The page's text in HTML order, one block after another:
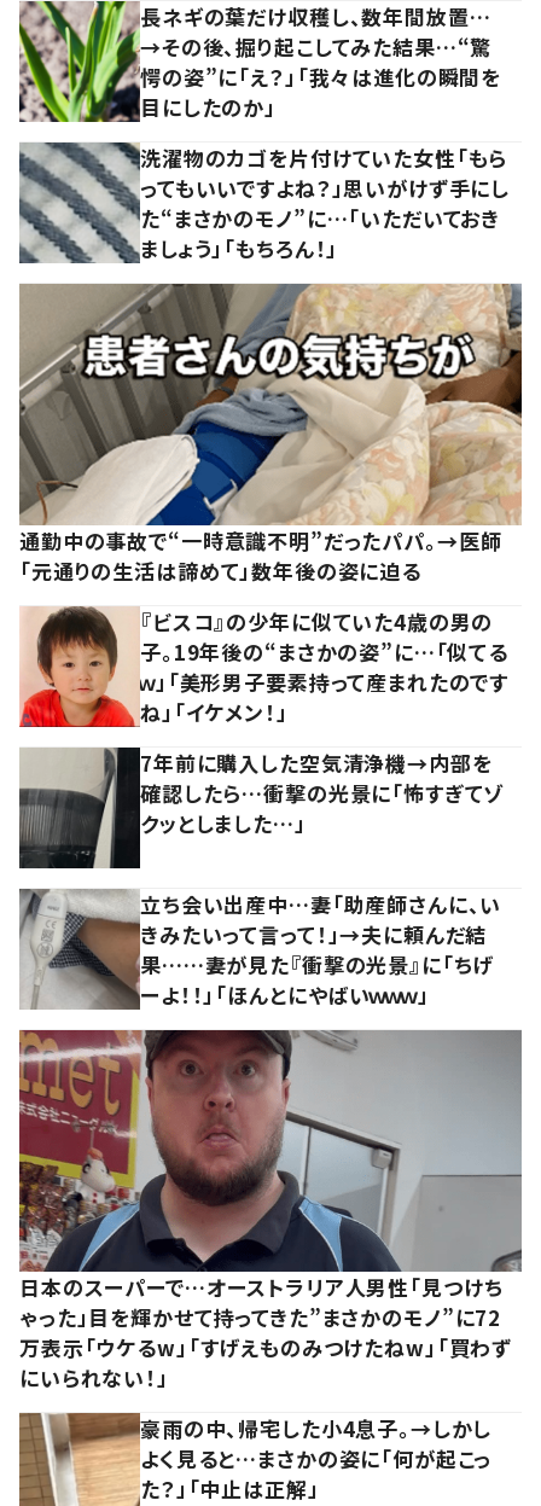
長ネギの葉だけ収穫し、数年間放置…
→その後、掘り起こしてみた結果…“驚
愕の姿”に「え？」「我々は進化の瞬間を
目にしたのか」
洗濯物のカゴを片付けていた女性「もら
ってもいいですよね？」思いがけず手にし
た“まさかのモノ”に…「いただいておき
ましょう」「もちろん！」
通勤中の事故で“一時意識不明”だったパパ。→医師
「元通りの生活は諦めて」数年後の姿に迫る
『ビスコ』の少年に似ていた4歳の男の
子。19年後の“まさかの姿”に…「似てる
ｗ」「美形男子要素持って産まれたのです
ね」「イケメン！」
7年前に購入した空気清浄機→内部を
確認したら…衝撃の光景に「怖すぎてゾ
クッとしました…」
立ち会い出産中…妻「助産師さんに、い
きみたいって言って！」→夫に頼んだ結
果……妻が見た『衝撃の光景』に「ちげ
ーよ！！」「ほんとにやばいｗｗｗ」
日本のスーパーで…オーストラリア人男性「見つけち
ゃった」目を輝かせて持ってきた”まさかのモノ”に72
万表示「ウケるw」「すげえものみつけたねw」「買わず
にいられない！」
豪雨の中、帰宅した小4息子。→しかし
よく見ると…まさかの姿に「何が起こっ
た？」「中止は正解」